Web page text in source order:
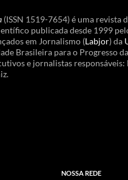
(ISSN 1519-7654) é uma revista
publicada desde 1999
em Jornalismo (Labjor) da
Brasileira para o Progresso
e jornalistas responsáveis:
NOSSA REDE